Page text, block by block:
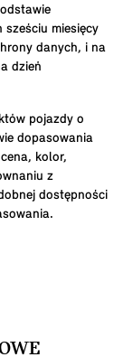
miesięcy
danych, i na
dzień
pojazdy o
dopasowania
kolor,
z
dostępności